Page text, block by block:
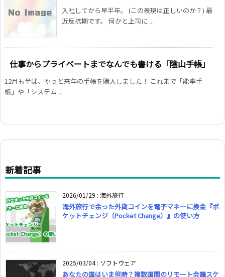
入社してから早半年。 (この表現は正しいのか？) 最
近反抗期です。 何かと上司に ...
仕事からプライベートまでなんでも書ける「陰山手帳」
12月も半ば、やっと来年の手帳を購入しました！ これまで「能率手
帳」や「システム ...
新着記事
2026/01/29 : 海外旅行
海外旅行で余った外貨コインを電子マネーに換金『ポ
ケットチェンジ（Pocket Change）』の使い方
2025/03/04: ソフトウェア
あなたの国はいま何時？複数国間のリモート会議スケ